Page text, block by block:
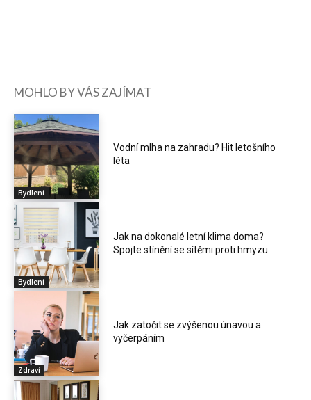
MOHLO BY VÁS ZAJÍMAT
Bydlení
Vodní mlha na zahradu? Hit letošního
léta
Bydlení
Jak na dokonalé letní klima doma?
Spojte stínění se sítěmi proti hmyzu
Zdraví
Jak zatočit se zvýšenou únavou a
vyčerpáním